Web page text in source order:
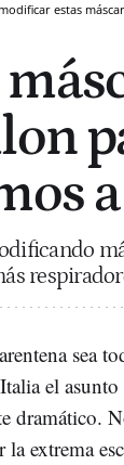
estas
sea
el
dramático.
extrema